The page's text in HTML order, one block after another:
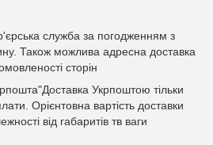
служба за погодженням з
Також можлива адресна доставка
сторін
Укрпоштою тільки
Орієнтовна вартість доставки
від габаритів тв ваги